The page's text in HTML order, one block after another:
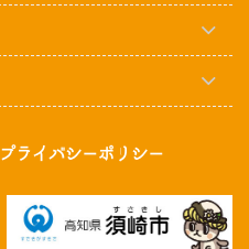
プライバシーポリシー